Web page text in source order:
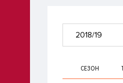
2018/19
СЕЗОН